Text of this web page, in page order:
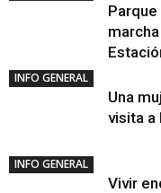
INFO GENERAL
Una
visita a
INFO GENERAL
Vivir